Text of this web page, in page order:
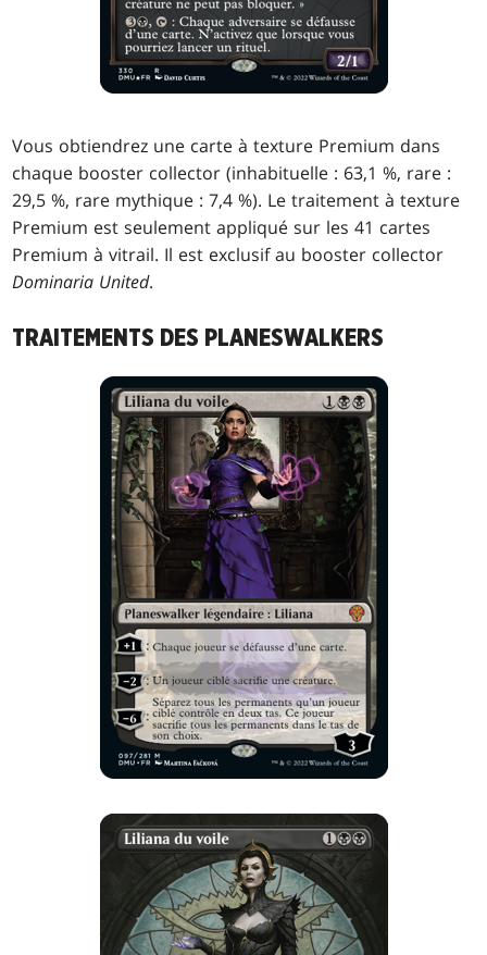
Vous obtiendrez une carte à texture Premium dans
chaque booster collector (inhabituelle : 63,1 %, rare :
29,5 %, rare mythique : 7,4 %). Le traitement à texture
Premium est seulement appliqué sur les 41 cartes
Premium à vitrail. Il est exclusif au booster collector
Dominaria United.
TRAITEMENTS DES PLANESWALKERS